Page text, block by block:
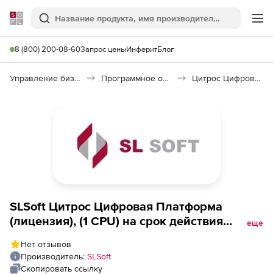
Softline
Поиск
8 (800) 200-08-60Запрос ценыИнферитБлог
Управление бизнесом, CRM/ERP Программное обеспечение для работы с документами Цитрос Цифровая Платформа
SLSoft Цитрос Цифровая Платформа
(лицензия), (1 CPU) на срок действия
еще
Нет отзывов
Производитель: SLSoft
Скопировать ссылку